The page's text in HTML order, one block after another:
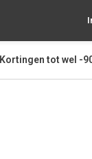
Kortingen tot wel -